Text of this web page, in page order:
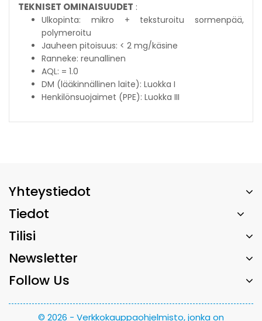
TEKNISET OMINAISUUDET :
Ulkopinta: mikro + teksturoitu sormenpää,
polymeroitu
Jauheen pitoisuus: < 2 mg/käsine
Ranneke: reunallinen
AQL: = 1.0
DM (lääkinnällinen laite): Luokka I
Henkilönsuojaimet (PPE): Luokka III
Yhteystiedot
Tiedot
Tilisi
Newsletter
Follow Us
© 2026 - Verkkokauppaohjelmisto, jonka on